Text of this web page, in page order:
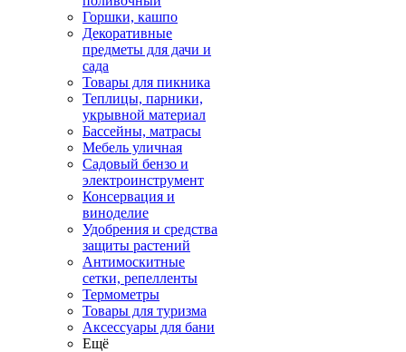
Горшки, кашпо
Декоративные
предметы для дачи и
сада
Товары для пикника
Теплицы, парники,
укрывной материал
Бассейны, матрасы
Мебель уличная
Садовый бензо и
электроинструмент
Консервация и
виноделие
Удобрения и средства
защиты растений
Антимоскитные
сетки, репелленты
Термометры
Товары для туризма
Аксессуары для бани
Ещё